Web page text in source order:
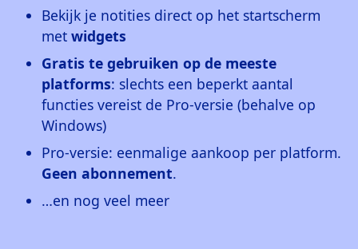
Bekijk je notities direct op het startscherm
met widgets
Gratis te gebruiken op de meeste
platforms: slechts een beperkt aantal
functies vereist de Pro-versie (behalve op
Windows)
Pro-versie: eenmalige aankoop per platform.
Geen abonnement.
…en nog veel meer